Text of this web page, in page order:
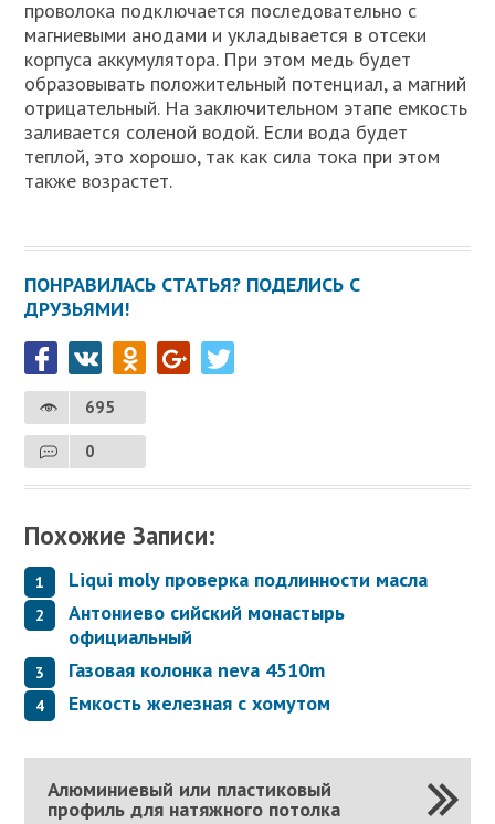
проволока подключается последовательно с
магниевыми анодами и укладывается в отсеки
корпуса аккумулятора. При этом медь будет
образовывать положительный потенциал, а магний
отрицательный. На заключительном этапе емкость
заливается соленой водой. Если вода будет
теплой, это хорошо, так как сила тока при этом
также возрастет.
ПОНРАВИЛАСЬ СТАТЬЯ? ПОДЕЛИСЬ С
ДРУЗЬЯМИ!
695
0
Похожие Записи:
Liqui moly проверка подлинности масла
Антониево сийский монастырь
официальный
Газовая колонка neva 4510m
Емкость железная с хомутом
Алюминиевый или пластиковый
профиль для натяжного потолка